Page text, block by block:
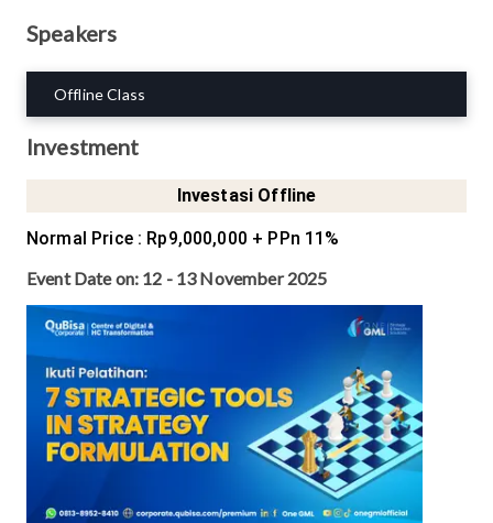
Speakers
Offline Class
Investment
Investasi Offline
Normal Price: Rp9,000,000 + PPn 11%
Event Date on: 12 - 13 November 2025